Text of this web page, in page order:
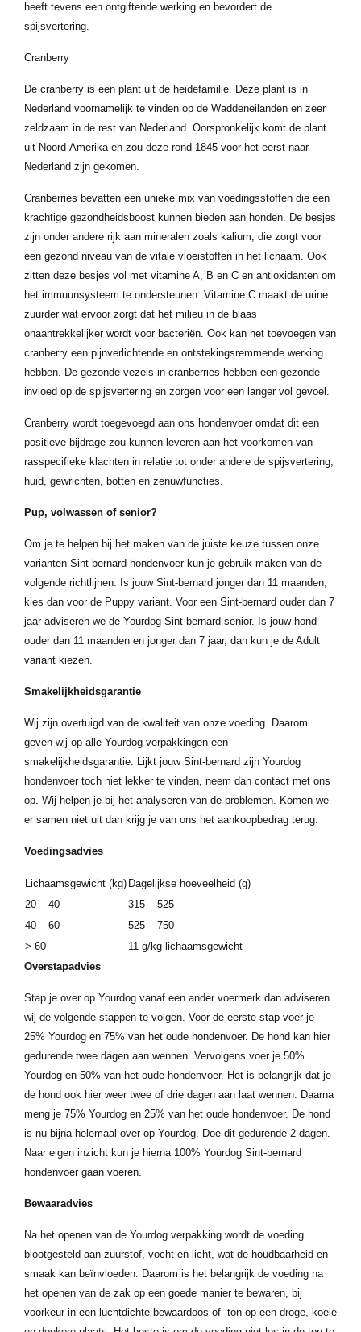
heeft tevens een ontgiftende werking en bevordert de
spijsvertering.
Cranberry
De cranberry is een plant uit de heidefamilie. Deze plant is in
Nederland voornamelijk te vinden op de Waddeneilanden en zeer
zeldzaam in de rest van Nederland. Oorspronkelijk komt de plant
uit Noord-Amerika en zou deze rond 1845 voor het eerst naar
Nederland zijn gekomen.
Cranberries bevatten een unieke mix van voedingsstoffen die een
krachtige gezondheidsboost kunnen bieden aan honden. De besjes
zijn onder andere rijk aan mineralen zoals kalium, die zorgt voor
een gezond niveau van de vitale vloeistoffen in het lichaam. Ook
zitten deze besjes vol met vitamine A, B en C en antioxidanten om
het immuunsysteem te ondersteunen. Vitamine C maakt de urine
zuurder wat ervoor zorgt dat het milieu in de blaas
onaantrekkelijker wordt voor bacteriën. Ook kan het toevoegen van
cranberry een pijnverlichtende en ontstekingsremmende werking
hebben. De gezonde vezels in cranberries hebben een gezonde
invloed op de spijsvertering en zorgen voor een langer vol gevoel.
Cranberry wordt toegevoegd aan ons hondenvoer omdat dit een
positieve bijdrage zou kunnen leveren aan het voorkomen van
rasspecifieke klachten in relatie tot onder andere de spijsvertering,
huid, gewrichten, botten en zenuwfuncties.
Pup, volwassen of senior?
Om je te helpen bij het maken van de juiste keuze tussen onze
varianten Sint-bernard hondenvoer kun je gebruik maken van de
volgende richtlijnen. Is jouw Sint-bernard jonger dan 11 maanden,
kies dan voor de Puppy variant. Voor een Sint-bernard ouder dan 7
jaar adviseren we de Yourdog Sint-bernard senior. Is jouw hond
ouder dan 11 maanden en jonger dan 7 jaar, dan kun je de Adult
variant kiezen.
Smakelijkheidsgarantie
Wij zijn overtuigd van de kwaliteit van onze voeding. Daarom
geven wij op alle Yourdog verpakkingen een
smakelijkheidsgarantie. Lijkt jouw Sint-bernard zijn Yourdog
hondenvoer toch niet lekker te vinden, neem dan contact met ons
op. Wij helpen je bij het analyseren van de problemen. Komen we
er samen niet uit dan krijg je van ons het aankoopbedrag terug.
Voedingsadvies
Lichaamsgewicht (kg) Dagelijkse hoeveelheid (g)
20 – 40
315 – 525
40 – 60
525 – 750
> 60
11 g/kg lichaamsgewicht
Overstapadvies
Stap je over op Yourdog vanaf een ander voermerk dan adviseren
wij de volgende stappen te volgen. Voor de eerste stap voer je
25% Yourdog en 75% van het oude hondenvoer. De hond kan hier
gedurende twee dagen aan wennen. Vervolgens voer je 50%
Yourdog en 50% van het oude hondenvoer. Het is belangrijk dat je
de hond ook hier weer twee of drie dagen aan laat wennen. Daarna
meng je 75% Yourdog en 25% van het oude hondenvoer. De hond
is nu bijna helemaal over op Yourdog. Doe dit gedurende 2 dagen.
Naar eigen inzicht kun je hierna 100% Yourdog Sint-bernard
hondenvoer gaan voeren.
Bewaaradvies
Na het openen van de Yourdog verpakking wordt de voeding
blootgesteld aan zuurstof, vocht en licht, wat de houdbaarheid en
smaak kan beïnvloeden. Daarom is het belangrijk de voeding na
het openen van de zak op een goede manier te bewaren, bij
voorkeur in een luchtdichte bewaardoos of -ton op een droge, koele